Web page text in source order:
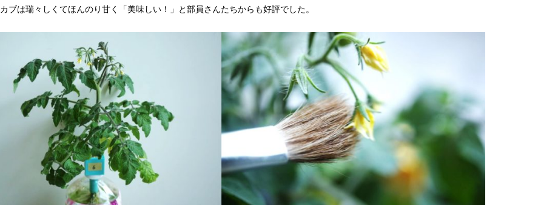
ブは瑞々しくてほんのり甘く「美味しい！」と部員さんたちからも好評でした。